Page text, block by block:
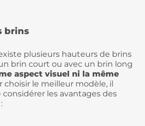
brins
plusieurs hauteurs de brins
brin court ou avec un brin long
aspect visuel ni la même
choisir le meilleur modèle, il
les avantages des